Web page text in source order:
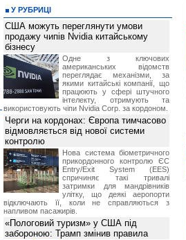
У РУБРИЦІ
США можуть переглянути умови
продажу чипів Nvidia китайському
бізнесу
Одне з ключових
американських відомств
переглядає механізми, за
якими китайські компанії, що
працюють у сфері штучного
інтелекту, отримують та
використовують чіпи Nvidia Corp. за кордоном.
Черги на кордонах: Європа тимчасово
відмовляється від нової системи
контролю
Нова система біометричного
прикордонного контролю ЄС
Entry/Exit System (EES)
спричиняє такі тривалі
затримки для мандрівників
улітку, що деякі аеропорти
відключають її, коли не справляються з
напливом пасажирів.
«Пологовий туризм» у США під
забороною: Трамп змінив правила